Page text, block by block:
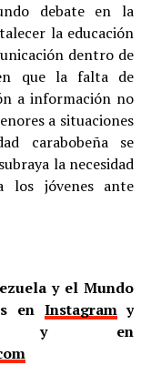
debate en la
la educación
dentro de
que la falta de
a información no
a situaciones
carabobeña se
la necesidad
los jóvenes ante
y el Mundo
en Instagramy
en